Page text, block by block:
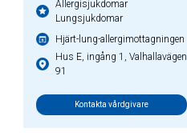
Allergisjukdomar
Lungsjukdomar
Hjärt-lung-allergimottagningen
Hus E, ingång 1, Valhallavägen
91
Kontakta vårdgivare